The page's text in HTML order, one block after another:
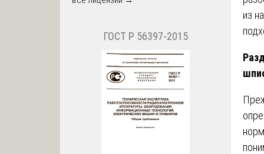
из
ГОСТ Р 56397-2015